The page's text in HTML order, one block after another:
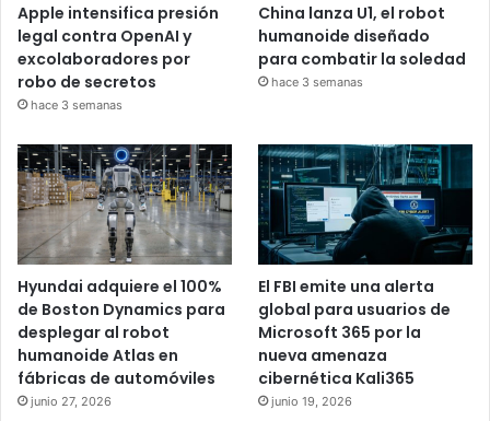
Apple intensifica presión
legal contra OpenAI y
excolaboradores por
robo de secretos
hace 3 semanas
China lanza U1, el robot
humanoide diseñado
para combatir la soledad
hace 3 semanas
Hyundai adquiere el 100%
de Boston Dynamics para
desplegar al robot
humanoide Atlas en
fábricas de automóviles
junio 27, 2026
El FBI emite una alerta
global para usuarios de
Microsoft 365 por la
nueva amenaza
cibernética Kali365
junio 19, 2026